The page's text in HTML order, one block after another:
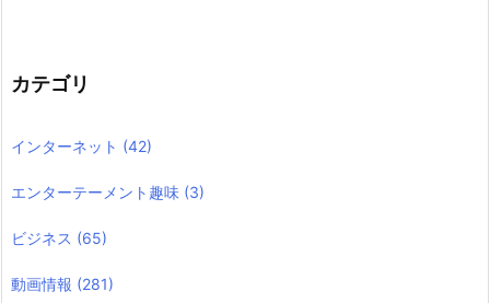
カテゴリ
インターネット (42)
エンターテーメント趣味 (3)
ビジネス (65)
動画情報 (281)